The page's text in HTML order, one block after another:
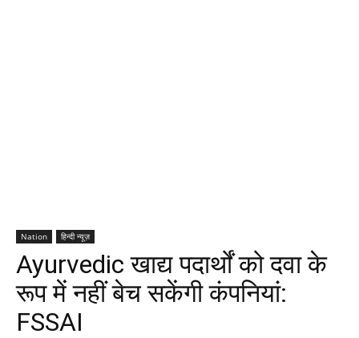
Nation हिन्दी न्यूज़
Ayurvedic खाद्य पदार्थों को दवा के
रूप में नहीं बेच सकेंगी कंपनियां:
FSSAI